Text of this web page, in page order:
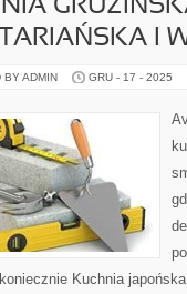
I
BY ADMIN GRU - 17 - 2025
Kuchnia